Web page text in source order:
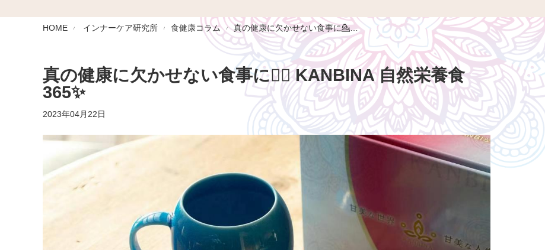
HOME インナーケア研究所 食健康コラム 真の健康に欠かせない食事に💁‍…
真の健康に欠かせない食事に💁‍♀️ KANBINA 自然栄養食
365✨
2023年04月22日